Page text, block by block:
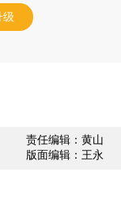
级
责任编辑：黄山
版面编辑：王永